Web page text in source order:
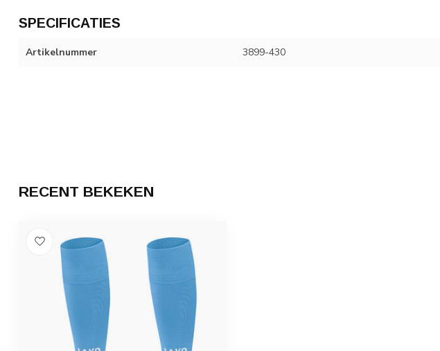
SPECIFICATIES
Artikelnummer 3899-430
RECENT BEKEKEN